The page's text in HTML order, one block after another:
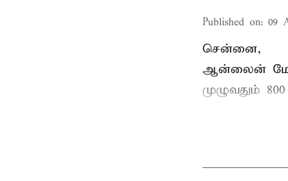
Published on: 09
சென்னை,
ஆன்லைன்
முழுவதும்